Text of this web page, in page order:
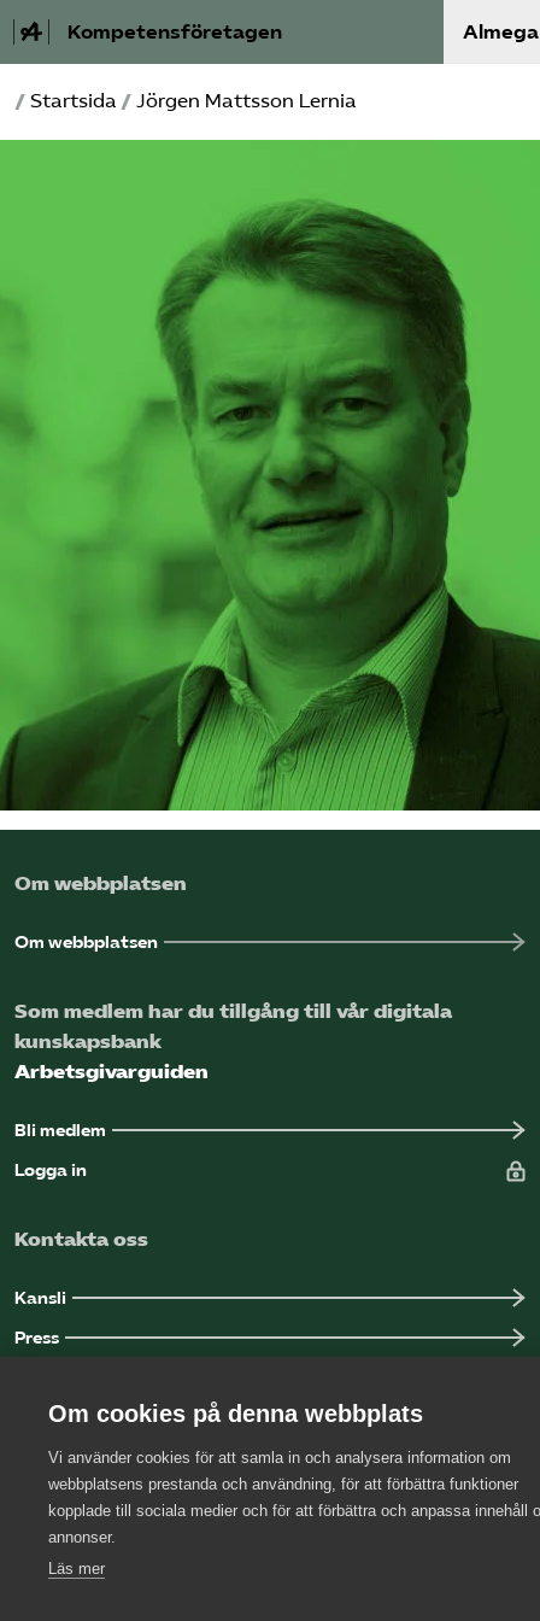
Kompetensföretagen Almega
Aktuellt
Medlemskap
Kurser och aktiviteter
Omsättningsstatistik
Mina sidor
In english
/ Startsida / Jörgen Mattsson Lernia
Om webbplatsen
Om webbplatsen
Som medlem har du tillgång till vår digitala
kunskapsbank
Arbetsgivarguiden
Bli medlem
Logga in
Kontakta oss
Kansli
Press
Om cookies på denna webbplats
Vi använder cookies för att samla in och analysera information om
webbplatsens prestanda och användning, för att förbättra funktioner
kopplade till sociala medier och för att förbättra och anpassa innehåll
annonser.
Läs mer